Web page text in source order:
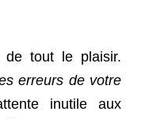
de tout le plaisir.
erreurs de votre
inutile aux